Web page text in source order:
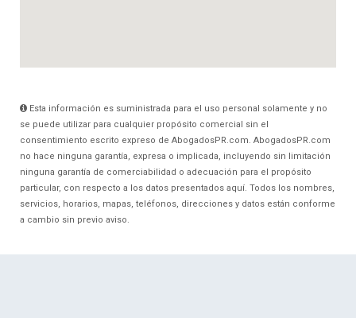
Esta información es suministrada para el uso personal solamente y no
se puede utilizar para cualquier propósito comercial sin el
consentimiento escrito expreso de AbogadosPR.com. AbogadosPR.com
no hace ninguna garantía, expresa o implicada, incluyendo sin limitación
ninguna garantía de comerciabilidad o adecuación para el propósito
particular, con respecto a los datos presentados aquí. Todos los nombres,
servicios, horarios, mapas, teléfonos, direcciones y datos están conforme
a cambio sin previo aviso.